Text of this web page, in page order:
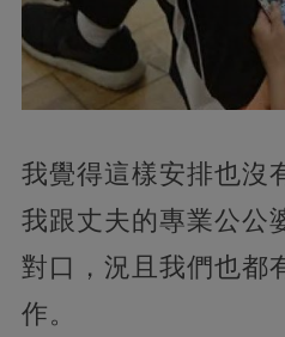
我覺得這樣安排也沒
我跟丈夫的專業公公
對口，況且我們也都
作。